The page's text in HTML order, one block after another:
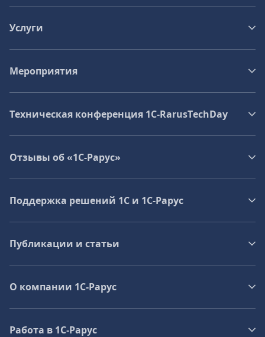
Услуги
Мероприятия
Техническая конференция 1C‑RarusTechDay
Отзывы об «1С-Рарус»
Поддержка решений 1С и 1С‑Рарус
Публикации и статьи
О компании 1C-Рарус
Работа в 1С‑Рарус